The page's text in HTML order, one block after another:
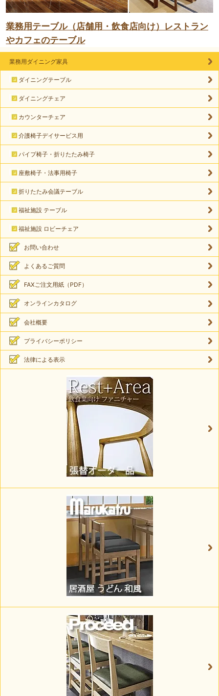
業務用テーブル（店舗用・飲食店向け）レストラン
やカフェのテーブル
業務用ダイニング家具
ダイニングテーブル
ダイニングチェア
カウンターチェア
介護椅子デイサービス用
パイプ椅子・折りたたみ椅子
座敷椅子・法事用椅子
折りたたみ会議テーブル
福祉施設 テーブル
福祉施設 ロビーチェア
お問い合わせ
よくあるご質問
FAXご注文用紙（PDF）
オンラインカタログ
会社概要
プライバシーポリシー
法律による表示